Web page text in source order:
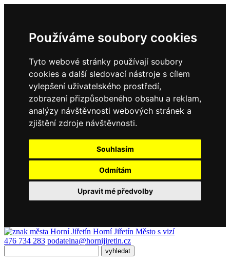
Používáme soubory cookies
Tyto webové stránky používají soubory
cookies a další sledovací nástroje s cílem
vylepšení uživatelského prostředí,
zobrazení přizpůsobeného obsahu a reklam,
analýzy návštěvnosti webových stránek a
zjištění zdroje návštěvnosti.
Souhlasím
Odmítám
Upravit mé předvolby
Horní Jiřetín Město s vizí
476 734 283 podatelna@hornijiretin.cz